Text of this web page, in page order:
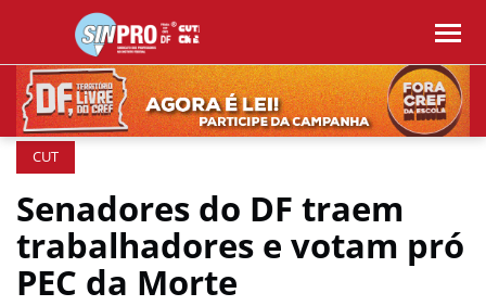
CUT
Senadores do DF traem
trabalhadores e votam pró
PEC da Morte